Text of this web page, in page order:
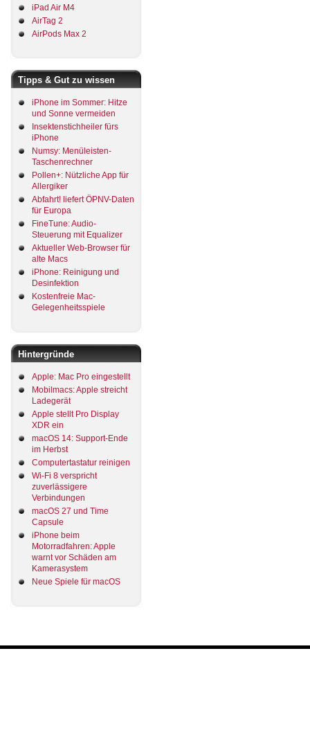
iPad Air M4
AirTag 2
AirPods Max 2
Tipps & Gut zu wissen
iPhone im Sommer: Hitze
und Sonne vermeiden
Insektenstichheiler fürs
iPhone
Numsy: Menüleisten-
Taschenrechner
Pollen+: Nützliche App für
Allergiker
Abfahrt! liefert ÖPNV-Daten
für Europa
FineTune: Audio-
Steuerung mit Equalizer
Aktueller Web-Browser für
alte Macs
iPhone: Reinigung und
Desinfektion
Kostenfreie Mac-
Gelegenheitsspiele
Hintergründe
Apple: Mac Pro eingestellt
Mobilmacs: Apple streicht
Ladegerät
Apple stellt Pro Display
XDR ein
macOS 14: Support-Ende
im Herbst
Computertastatur reinigen
Wi-Fi 8 verspricht
zuverlässigere
Verbindungen
macOS 27 und Time
Capsule
iPhone beim
Motorradfahren: Apple
warnt vor Schäden am
Kamerasystem
Neue Spiele für macOS